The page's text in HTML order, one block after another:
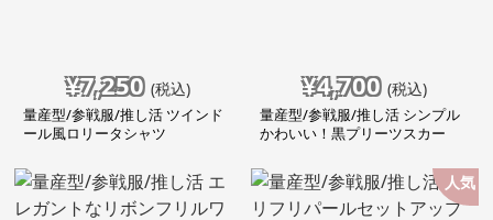
¥7,250 (税込)
量産型/参戦服/推し活 ツインド
ール風ロリータシャツ
¥4,700 (税込)
量産型/参戦服/推し活 シンプル
かわいい！黒プリーツスカー
人気